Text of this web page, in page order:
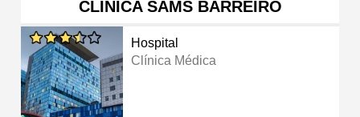
CLÍNICA SAMS BARREIRO
Hospital
Clínica Médica